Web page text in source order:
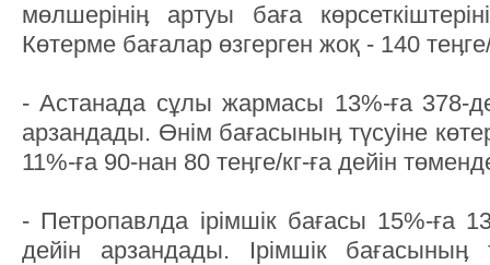
мөлшерініӊ артуы баға
Көтерме бағалар өзгерген жоқ - 140
- Астанада сұлы жармасы 13%-ға 378-
арзандады. Өнім бағасыныӊ түсуіне
11%-ға 90-нан 80 теӊге/кг-ға дейін
- Петропавлда ірімшік бағасы 15%-ға
дейін арзандады. Ірімшік бағасыныӊ